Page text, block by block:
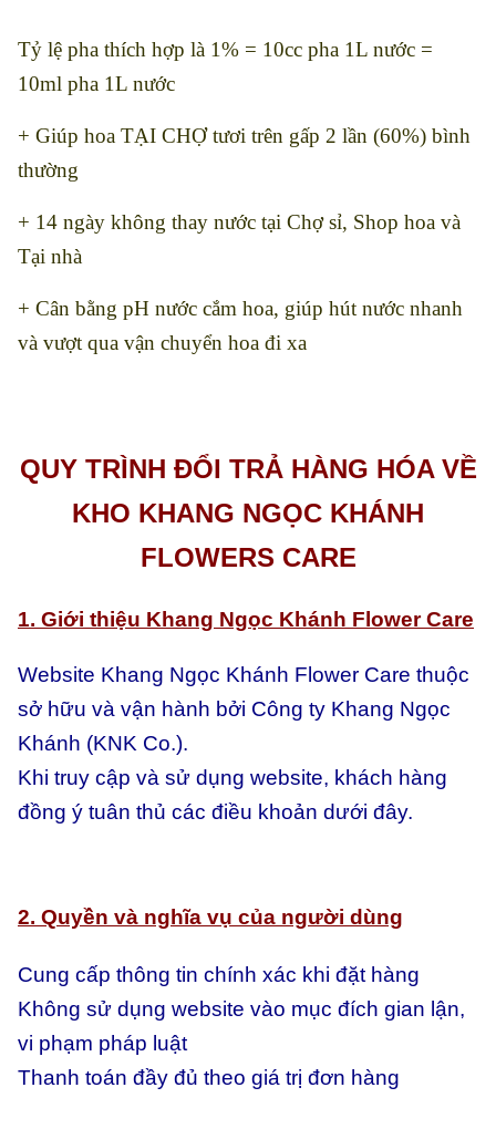
Tỷ lệ pha thích hợp là 1% = 10cc pha 1L nước =
10ml pha 1L nước
+ Giúp hoa TẠI CHỢ tươi trên gấp 2 lần (60%) bình
thường
+ 14 ngày không thay nước tại Chợ sỉ, Shop hoa và
Tại nhà
+ Cân bằng pH nước cắm hoa, giúp hút nước nhanh
và vượt qua vận chuyển hoa đi xa
QUY TRÌNH ĐỔI TRẢ HÀNG HÓA VỀ
KHO KHANG NGỌC KHÁNH
FLOWERS CARE
1. Giới thiệu Khang Ngọc Khánh Flower Care
Website Khang Ngọc Khánh Flower Care thuộc
sở hữu và vận hành bởi Công ty Khang Ngọc
Khánh (KNK Co.).
Khi truy cập và sử dụng website, khách hàng
đồng ý tuân thủ các điều khoản dưới đây.
2. Quyền và nghĩa vụ của người dùng
Cung cấp thông tin chính xác khi đặt hàng
Không sử dụng website vào mục đích gian lận,
vi phạm pháp luật
Thanh toán đầy đủ theo giá trị đơn hàng